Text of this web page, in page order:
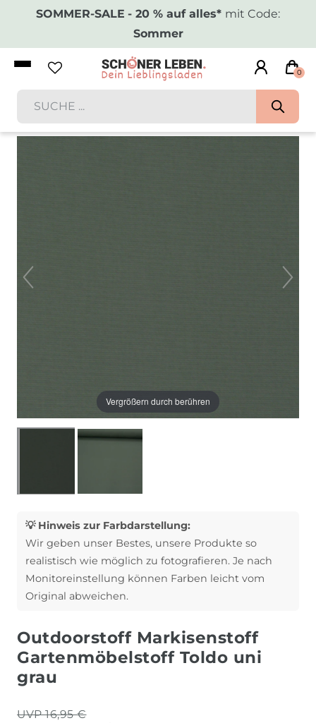
SOMMER-SALE - 20 % auf alles* mit Code:
Sommer
0
Vergrößern durch berühren
💡 Hinweis zur Farbdarstellung:
Wir geben unser Bestes, unsere Produkte so
realistisch wie möglich zu fotografieren. Je nach
Monitoreinstellung können Farben leicht vom
Original abweichen.
Outdoorstoff Markisenstoff
Gartenmöbelstoff Toldo uni
grau
UVP 16,95 €